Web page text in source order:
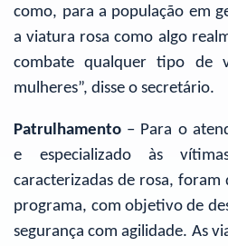
como, para a população em
a viatura rosa como algo
combate qualquer tipo de
mulheres”, disse o secretário.
Patrulhamento – Para o
e especializado às
caracterizadas de rosa, foram
programa, com objetivo de
segurança com agilidade. As